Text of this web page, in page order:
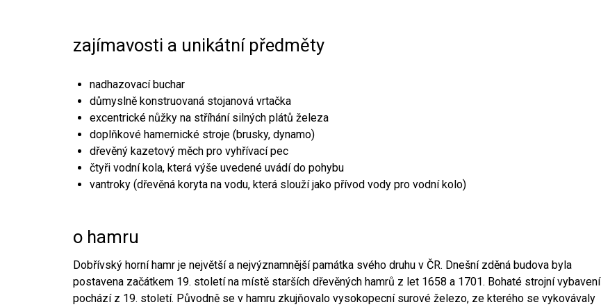
zajímavosti a unikátní předměty
nadhazovací buchar
důmyslně konstruovaná stojanová vrtačka
excentrické nůžky na stříhání silných plátů železa
doplňkové hamernické stroje (brusky, dynamo)
dřevěný kazetový měch pro vyhřívací pec
čtyři vodní kola, která výše uvedené uvádí do pohybu
vantroky (dřevěná koryta na vodu, která slouží jako přívod vody pro vodní kolo)
o hamru
Dobřívský horní hamr je největší a nejvýznamnější památka svého druhu v ČR. Dnešní zděná budova byla
postavena začátkem 19. století na místě starších dřevěných hamrů z let 1658 a 1701. Bohaté strojní vybavení
pochází z 19. století. Původně se v hamru zkujňovalo vysokopecní surové železo, ze kterého se vykovávaly